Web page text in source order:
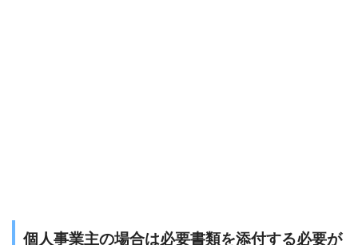
個人事業主の場合は必要書類を添付する必要が